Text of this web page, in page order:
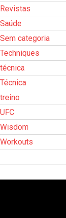
Revistas
Saúde
Sem categoria
Techniques
técnica
Técnica
treino
UFC
Wisdom
Workouts